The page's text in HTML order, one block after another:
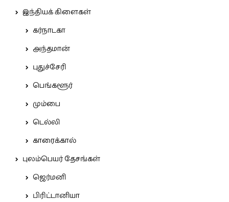
இந்தியக் கிளைகள்
கர்நாடகா
அந்தமான்
புதுச்சேரி
பெங்களூர்
மும்பை
டெல்லி
காரைக்கால்
புலம்பெயர் தேசங்கள்
ஜெர்மனி
பிரிட்டானியா